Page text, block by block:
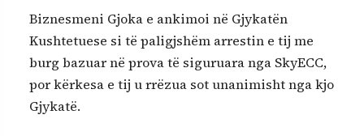
Biznesmeni Gjoka e ankimoi në Gjykatën
Kushtetuese si të paligjshëm arrestin e tij me
burg bazuar në prova të siguruara nga SkyECC,
por kërkesa e tij u rrëzua sot unanimisht nga kjo
Gjykatë.